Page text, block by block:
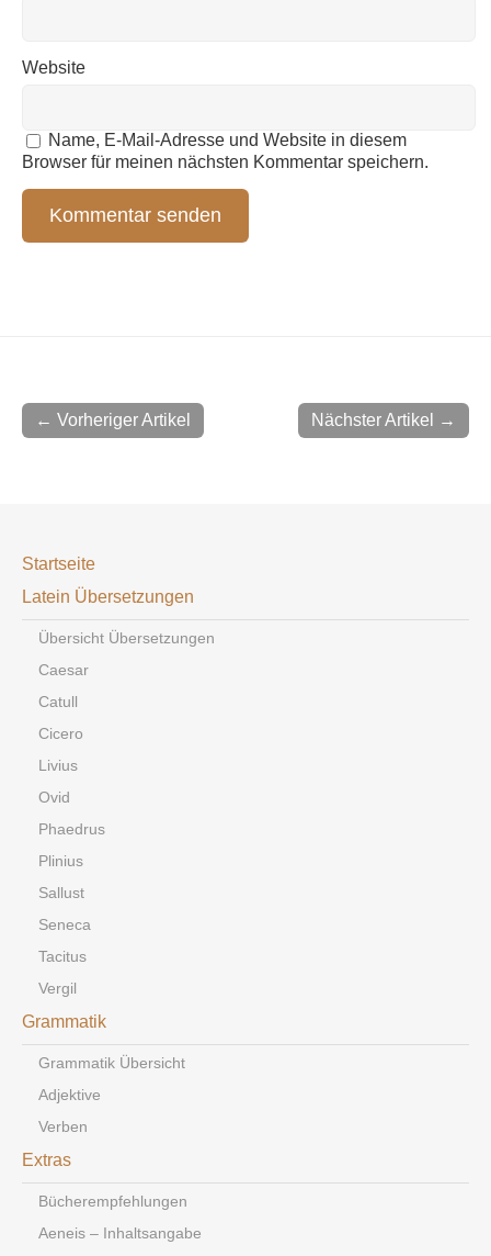
Website
Name, E-Mail-Adresse und Website in diesem
Browser für meinen nächsten Kommentar speichern.
Nächster Artikel →
← Vorheriger Artikel
Startseite
Latein Übersetzungen
Übersicht Übersetzungen
Caesar
Catull
Cicero
Livius
Ovid
Phaedrus
Plinius
Sallust
Seneca
Tacitus
Vergil
Grammatik
Grammatik Übersicht
Adjektive
Verben
Extras
Bücherempfehlungen
Aeneis – Inhaltsangabe